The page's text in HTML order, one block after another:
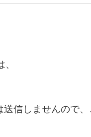
信しませんので、